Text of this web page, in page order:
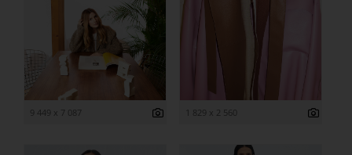
9 449 x 7 087 1 829 x 2 560